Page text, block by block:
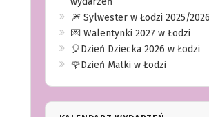
🎆 Sylwester w Łodzi 2025/2026
💌 Walentynki 2027 w Łodzi
🎈Dzień Dziecka 2026 w Łodzi
🌹Dzień Matki w Łodzi